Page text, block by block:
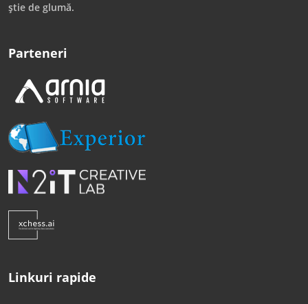
știe de glumă.
Parteneri
Linkuri rapide